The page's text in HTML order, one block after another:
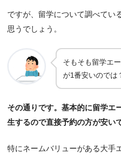
ですが、留学について調べてい
思うでしょう。
そもそも留学エ
が1番安いのでは
その通りです。基本的に留学エ
生するので直接予約の方が安い
特にネームバリューがある大手